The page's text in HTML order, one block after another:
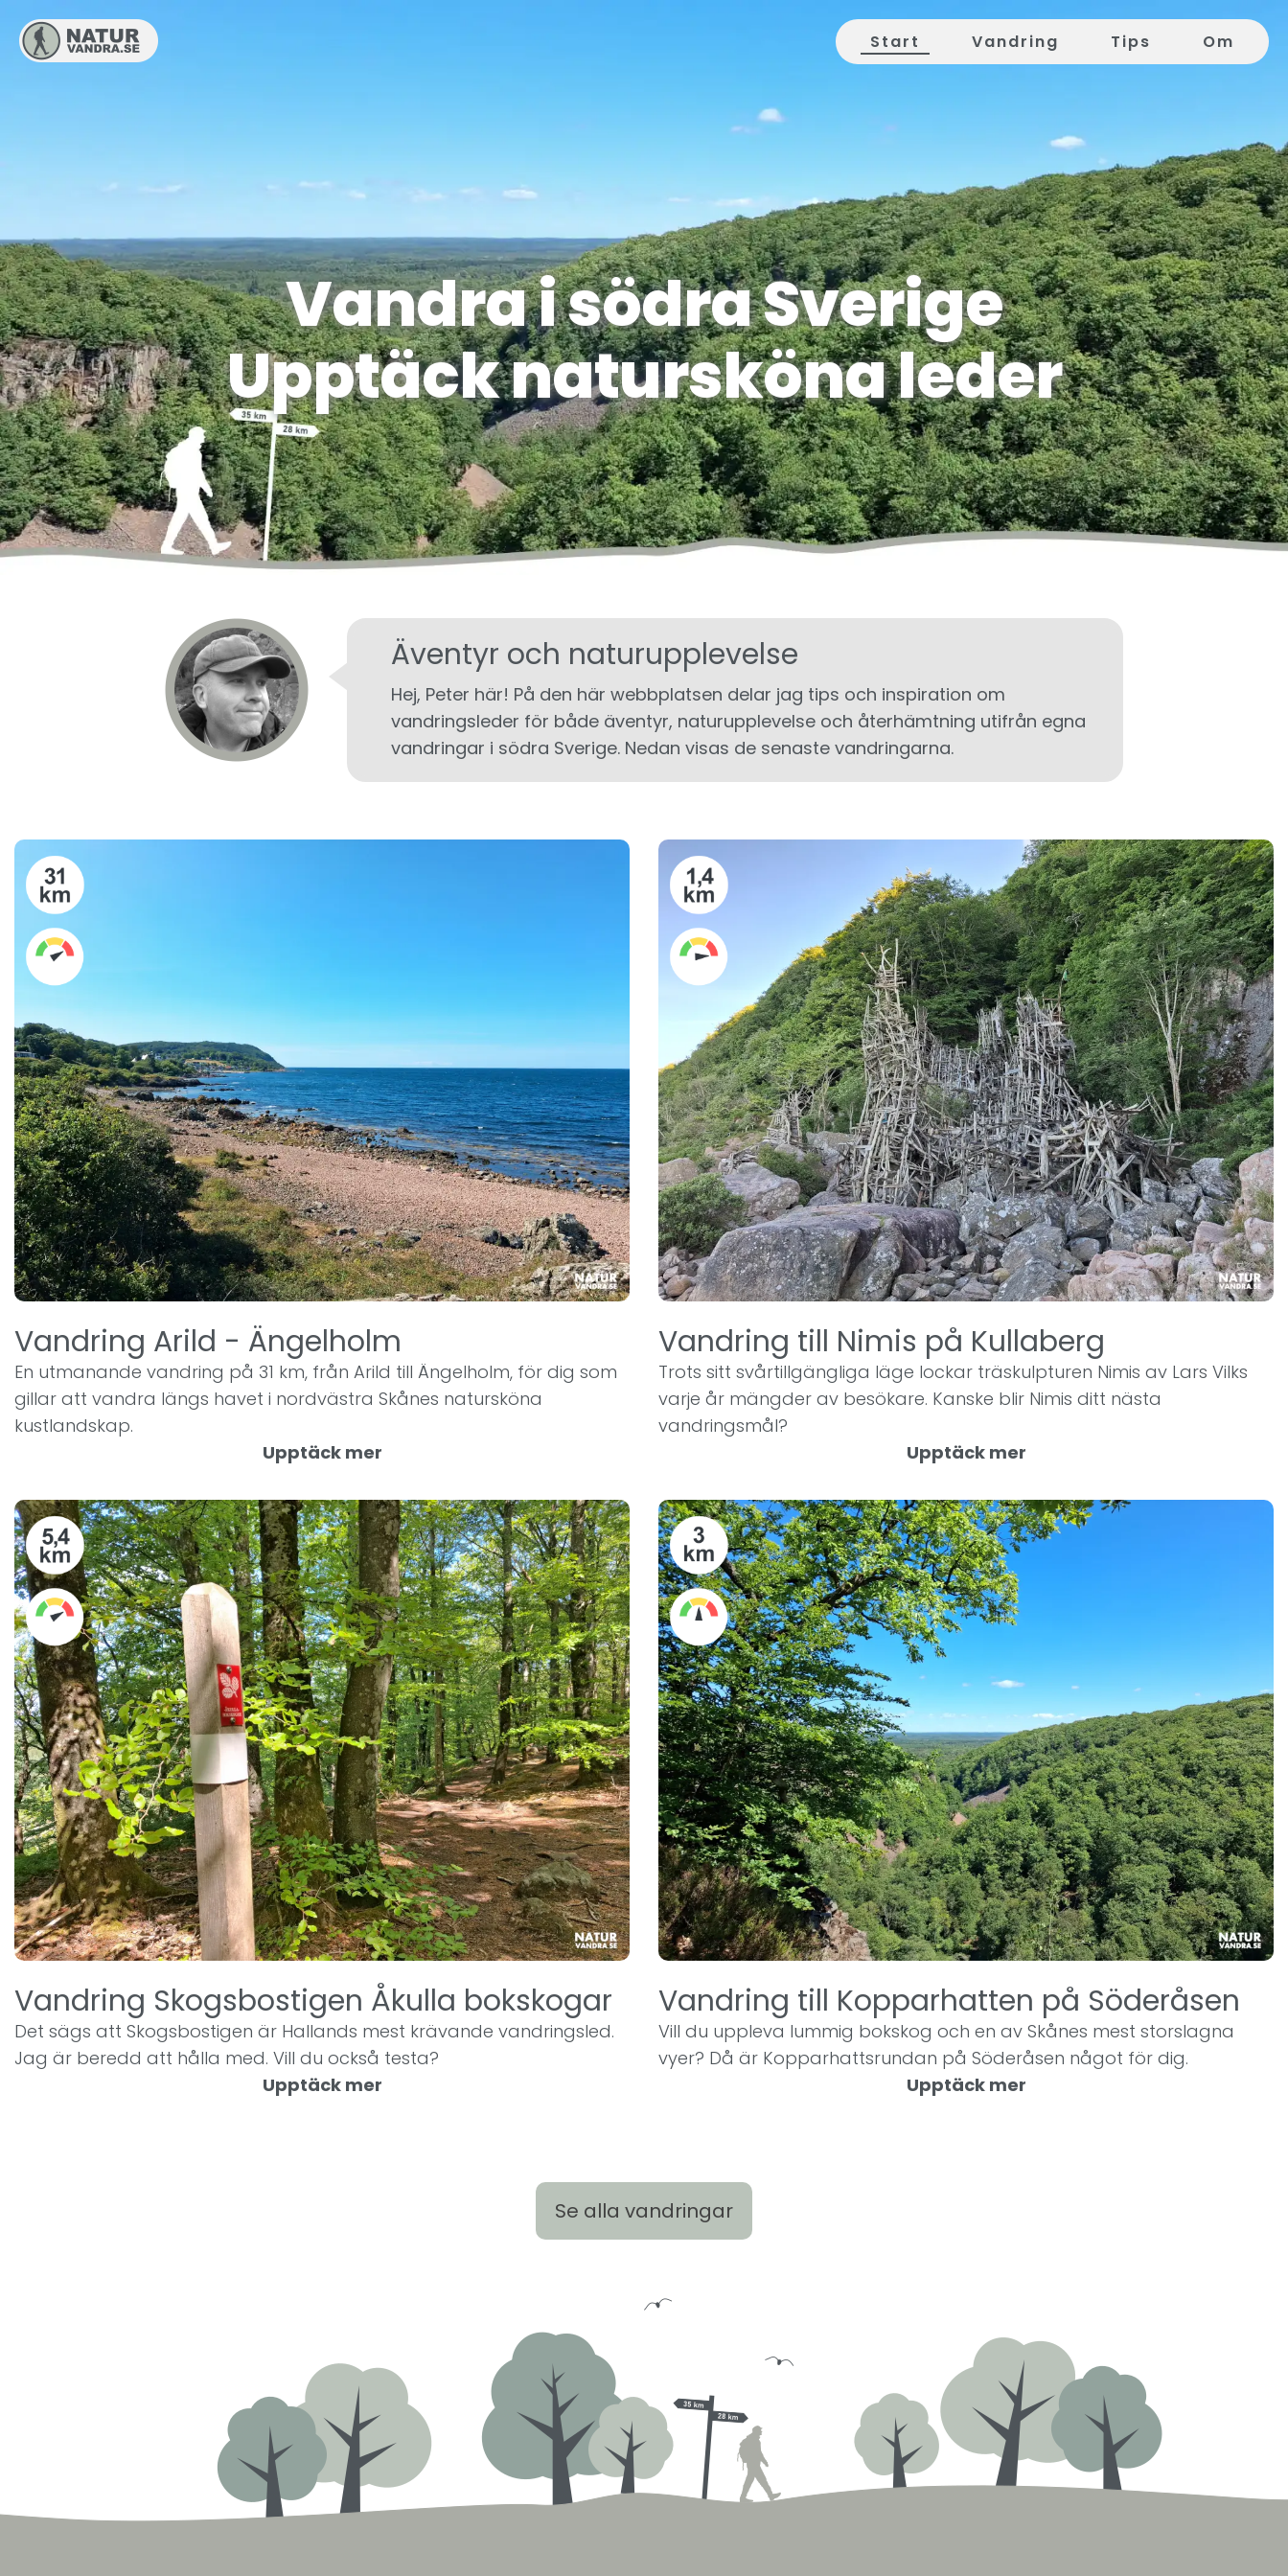
Start Vandring Tips Om
Vandra i södra Sverige
Upptäck natursköna leder
Äventyr och naturupplevelse
Hej, Peter här! På den här webbplatsen delar jag tips och inspiration om
vandringsleder för både äventyr, naturupplevelse och återhämtning utifrån egna
vandringar i södra Sverige. Nedan visas de senaste vandringarna.
Vandring Arild - Ängelholm
En utmanande vandring på 31 km, från Arild till Ängelholm, för dig som
gillar att vandra längs havet i nordvästra Skånes natursköna
kustlandskap.
Upptäck mer
Vandring till Nimis på Kullaberg
Trots sitt svårtillgängliga läge lockar träskulpturen Nimis av Lars Vilks
varje år mängder av besökare. Kanske blir Nimis ditt nästa
vandringsmål?
Upptäck mer
Vandring Skogsbostigen Åkulla bokskogar
Det sägs att Skogsbostigen är Hallands mest krävande vandringsled.
Jag är beredd att hålla med. Vill du också testa?
Upptäck mer
Vandring till Kopparhatten på Söderåsen
Vill du uppleva lummig bokskog och en av Skånes mest storslagna
vyer? Då är Kopparhattsrundan på Söderåsen något för dig.
Upptäck mer
Se alla vandringar